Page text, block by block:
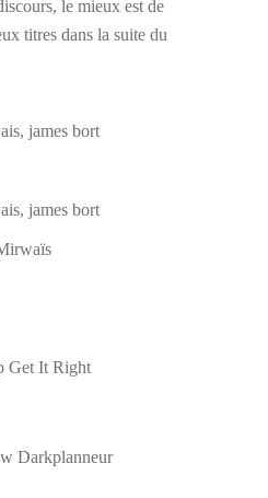
le mieux est de
titres dans la suite du
Get It Right
Darkplanneur